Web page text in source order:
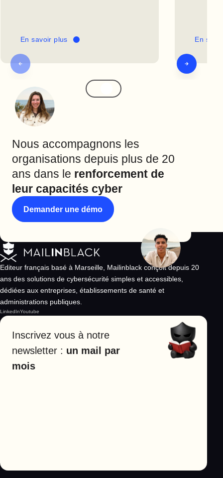
En savoir plus En
Nous accompagnons les
organisations depuis plus de 20
ans dans le renforcement de
leur capacités cyber
Demander une démo
Editeur français basé à Marseille, Mailinblack conçoit depuis 20
ans des solutions de cybersécurité simples et accessibles,
dédiées aux entreprises, établissements de santé et
administrations publiques.
LinkedInYoutube
Inscrivez vous à notre
newsletter : un mail par
mois